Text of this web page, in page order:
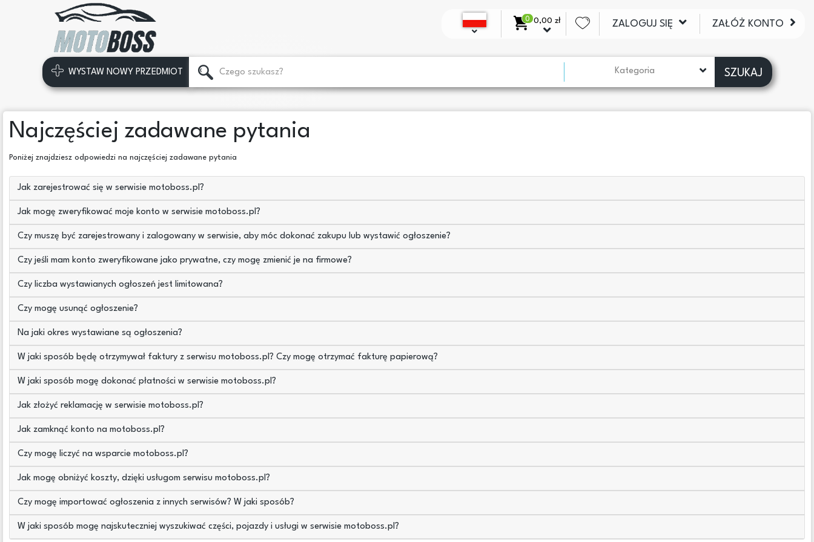
0 0,00 zł ZALOGUJ SIĘ ZAŁÓŻ KONTO
WYSTAW NOWY PRZEDMIOT Kategoria SZUKAJ
Najczęściej zadawane pytania
Poniżej znajdziesz odpowiedzi na najczęściej zadawane pytania
Jak zarejestrować się w serwisie motoboss.pl?
Jak mogę zweryfikować moje konto w serwisie motoboss.pl?
Czy muszę być zarejestrowany i zalogowany w serwisie, aby móc dokonać zakupu lub wystawić ogłoszenie?
Czy jeśli mam konto zweryfikowane jako prywatne, czy mogę zmienić je na firmowe?
Czy liczba wystawianych ogłoszeń jest limitowana?
Czy mogę usunąć ogłoszenie?
Na jaki okres wystawiane są ogłoszenia?
W jaki sposób będę otrzymywał faktury z serwisu motoboss.pl? Czy mogę otrzymać fakturę papierową?
W jaki sposób mogę dokonać płatności w serwisie motoboss.pl?
Jak złożyć reklamację w serwisie motoboss.pl?
Jak zamknąć konto na motoboss.pl?
Czy mogę liczyć na wsparcie motoboss.pl?
Jak mogę obniżyć koszty, dzięki usługom serwisu motoboss.pl?
Czy mogę importować ogłoszenia z innych serwisów? W jaki sposób?
W jaki sposób mogę najskuteczniej wyszukiwać części, pojazdy i usługi w serwisie motoboss.pl?